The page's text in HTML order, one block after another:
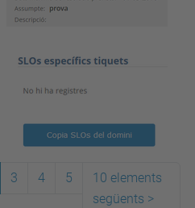
3 4 5
10 elements
següents >